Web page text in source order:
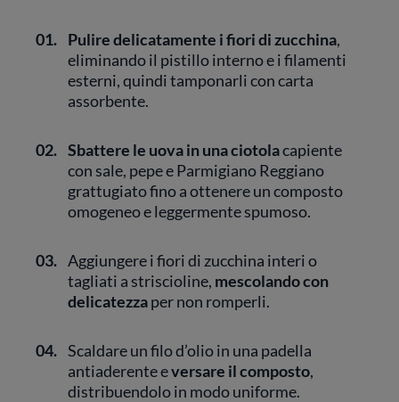
01. Pulire delicatamente i fiori di zucchina,
eliminando il pistillo interno e i filamenti
esterni, quindi tamponarli con carta
assorbente.
02. Sbattere le uova in una ciotolacapiente
con sale, pepe e Parmigiano Reggiano
grattugiato fino a ottenere un composto
omogeneo e leggermente spumoso.
03. Aggiungere i fiori di zucchina interi o
tagliati a striscioline, mescolando con
delicatezzaper non romperli.
04. Scaldare un filo d’olio in una padella
antiaderente eversare il composto,
distribuendolo in modo uniforme.